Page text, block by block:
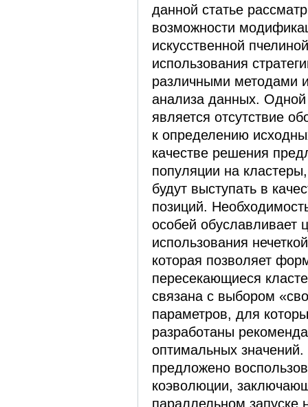
данной статье
возможности
искусственной
использования
различными методами
анализа данных. Одной
является отсутствие
к определению
качестве решения
популяции на
будут выступать в
позиций.
особей обуславливает
использования
которая позволяет
пересекающиеся
связана с выбором
параметров, для
разработаны
оптимальных
предложено
коэволюции,
параллельном запуске